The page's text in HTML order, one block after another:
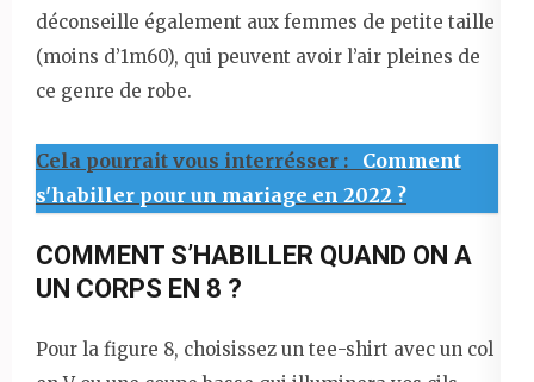
déconseille également aux femmes de petite taille
(moins d’1m60), qui peuvent avoir l’air pleines de
ce genre de robe.
Cela pourrait vous interrésser :
Comment
s'habiller pour un mariage en 2022 ?
COMMENT S’HABILLER QUAND ON A
UN CORPS EN 8 ?
Pour la figure 8, choisissez un tee-shirt avec un col